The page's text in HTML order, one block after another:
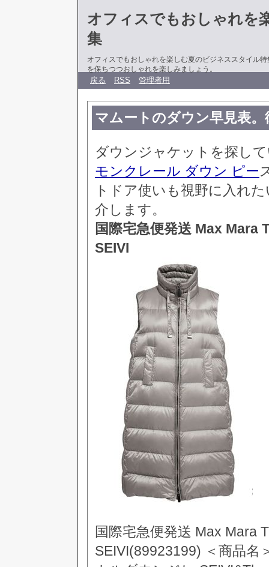
オフィスでもおしゃれを
集
オフィスでもおしゃれを楽しむ夏のビジネススタイル
を保ちつつおしゃれを楽しみましょう。
戻る RSS 管理者用
マムートのダウン早見表
ダウンジャケットを探し
モンクレール ダウン ピー
トドア使いも視野に入れ
介します。
国際宅急便発送 Max Mara
SEIVI
国際宅急便発送 Max Mara
SEIVI(89923199) ＜商品名